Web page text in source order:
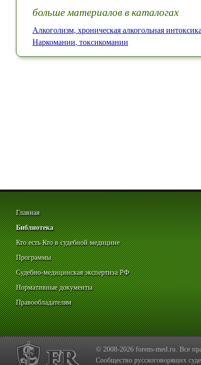
больше материалов в каталогах
Алкоголизм, хроническая алкогольная
Наркомании, токсикомании
Главная
Библиотека
Кто есть Кто в судебной медицине
Программы
Судебно-медицинская экспертиза РФ
Нормативные документы
Правообладателям
© 2008-2026 forens-med.ru. Все
Сообщество русскоговорящих